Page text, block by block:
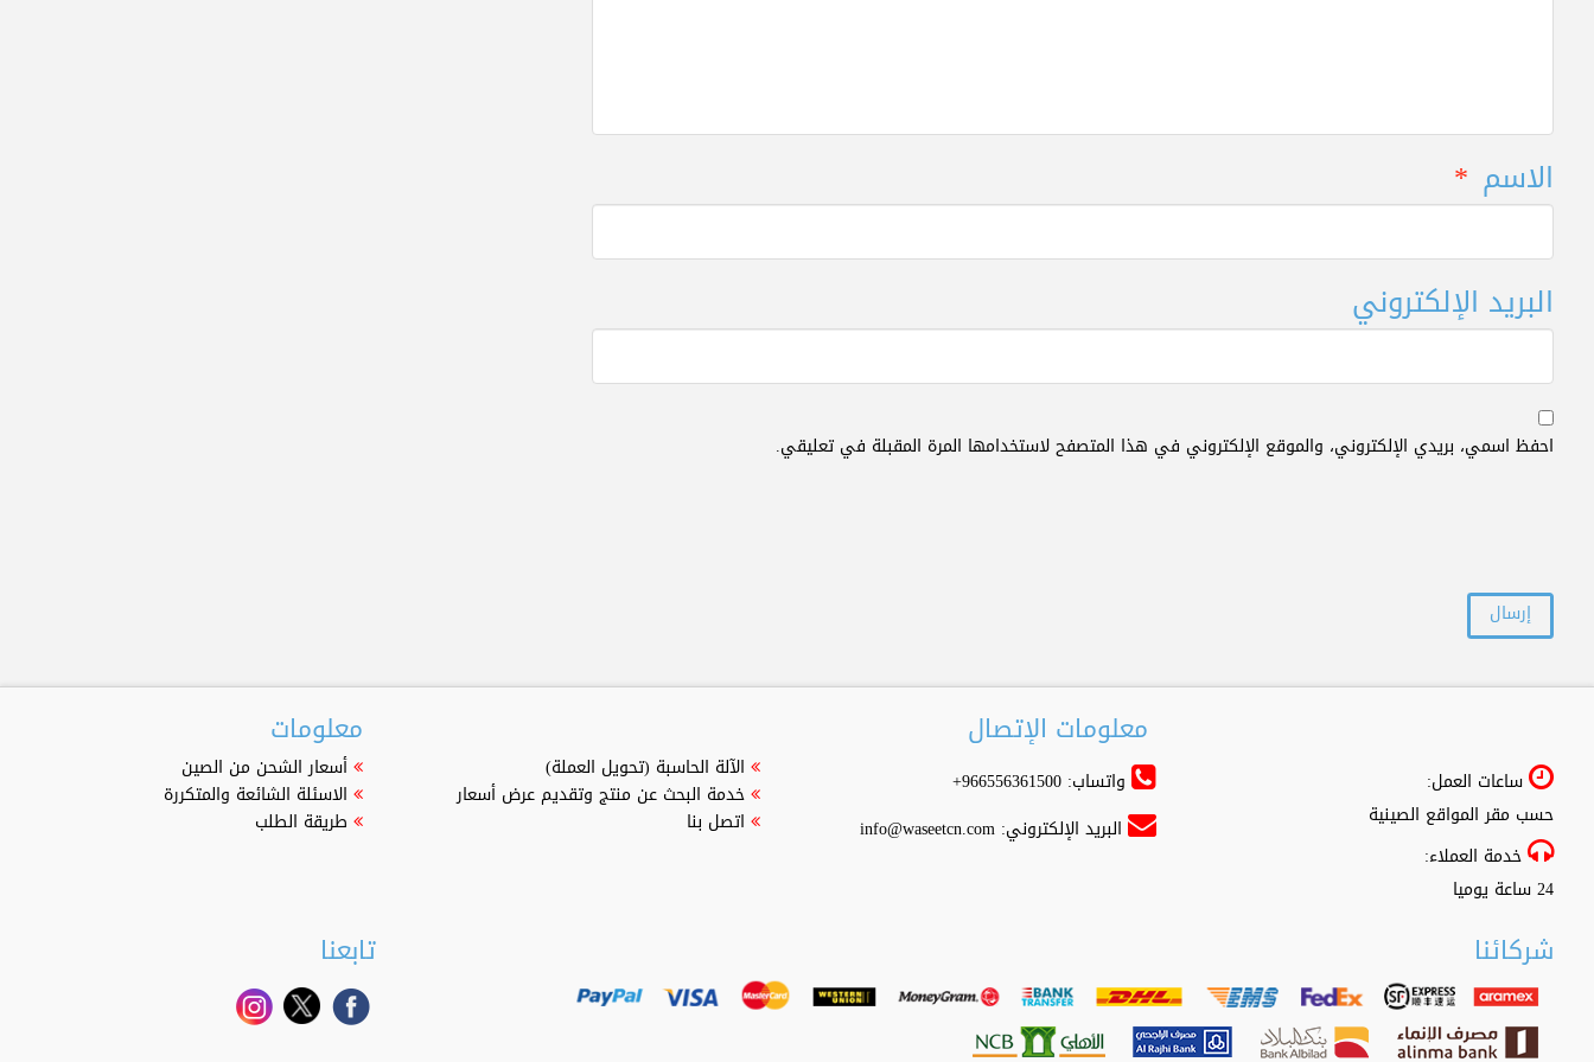
الاسم *
البريد الإلكتروني
احفظ اسمي، بريدي الإلكتروني، والموقع الإلكتروني في هذا المتصفح لاستخدامها المرة المقبلة في تعليقي.
معلومات
أسعار الشحن من الصين
الاسئلة الشائعة والمتكررة
طريقة الطلب
الآلة الحاسبة (تحويل العملة)
خدمة البحث عن منتج وتقديم عرض أسعار
اتصل بنا
معلومات الإتصال
واتساب: 966556361500+
البريد الإلكتروني: info@waseetcn.com
ساعات العمل:
حسب مقر المواقع الصينية
خدمة العملاء:
24 ساعة يوميا
تابعنا شركائنا